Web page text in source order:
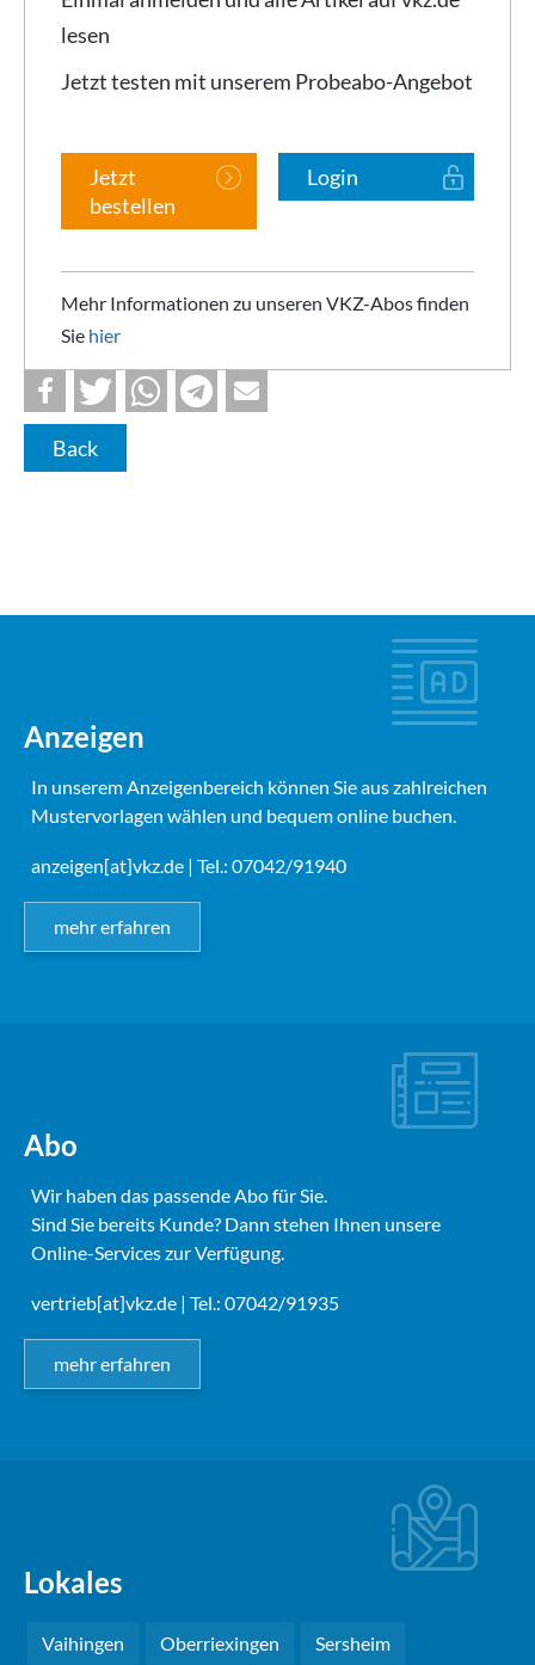
lesen
Jetzt testen mit unserem Probeabo-Angebot
Jetzt
bestellen
Login
Mehr Informationen zu unseren VKZ-Abos finden
Sie hier
Back
Anzeigen
In unserem Anzeigenbereich können Sie aus zahlreichen
Mustervorlagen wählen und bequem online buchen.
anzeigen[at]vkz.de | Tel.: 07042/91940
mehr erfahren
Abo
Wir haben das passende Abo für Sie.
Sind Sie bereits Kunde? Dann stehen Ihnen unsere
Online-Services zur Verfügung.
vertrieb[at]vkz.de | Tel.: 07042/91935
mehr erfahren
Lokales
Vaihingen Oberriexingen Sersheim